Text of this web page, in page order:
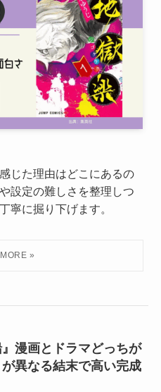
じた理由はどこにあるの
設定の難しさを整理しつ
寧に掘り下げます。
』漫画とドラマどっちが
異なる結末で高い完成